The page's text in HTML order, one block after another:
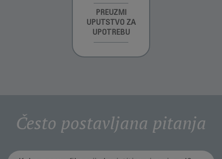
PREUZMI
UPUTSTVO ZA
UPOTREBU
Često postavljana pitanja